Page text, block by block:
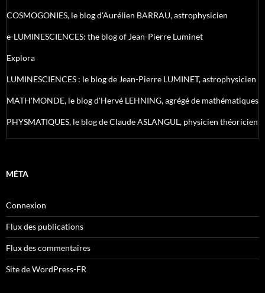
COSMOGONIES, le blog d'Aurélien BARRAU, astrophysicien
e-LUMINESCIENCES: the blog of Jean-Pierre Luminet
Explora
LUMINESCIENCES : le blog de Jean-Pierre LUMINET, astrophysicien
MATH'MONDE, le blog d'Hervé LEHNING, agrégé de mathématiques
PHYSMATIQUES, le blog de Claude ASLANGUL, physicien théoricien
MÉTA
Connexion
Flux des publications
Flux des commentaires
Site de WordPress-FR